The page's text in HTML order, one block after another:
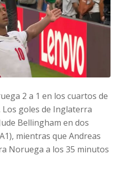
2 a 1 en los cuartos de
goles de Inglaterra
Bellingham en dos
mientras que Andreas
Noruega a los 35 minutos